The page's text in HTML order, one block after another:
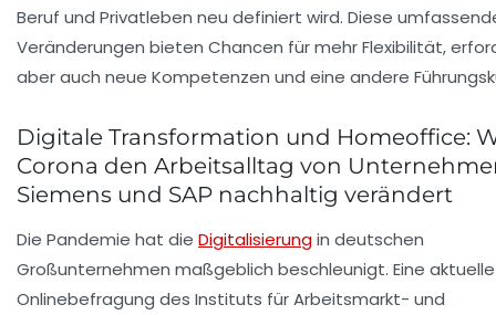
Beruf und Privatleben neu definiert wird. Diese
Veränderungen bieten Chancen für mehr Flexibilität,
aber auch neue Kompetenzen und eine andere
Digitale Transformation und Homeoffice:
Corona den Arbeitsalltag von
Siemens und SAP nachhaltig verändert
Die Pandemie hat die Digitalisierungin deutschen
Großunternehmen maßgeblich beschleunigt. Eine aktuelle
Onlinebefragung des Instituts für Arbeitsmarkt- und